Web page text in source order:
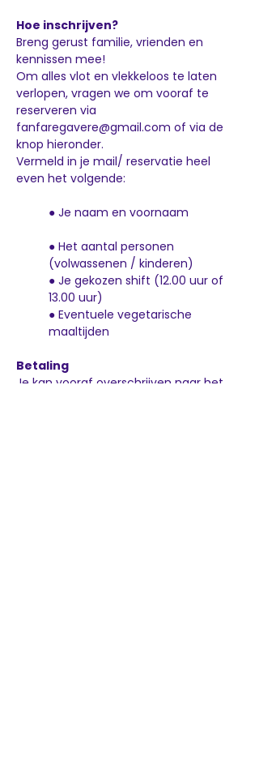
Hoe inschrijven?
Breng gerust familie, vrienden en
kennissen mee!
Om alles vlot en vlekkeloos te laten
verlopen, vragen we om vooraf te
reserveren via
fanfaregavere@gmail.com of via de
knop hieronder.
Vermeld in je mail/ reservatie heel
even het volgende:
● Je naam en voornaam
● Het aantal personen
(volwassenen / kinderen)
● Je gekozen shift (12.00 uur of
● Eventuele vegetarische
maaltijden
Betaling
Je kan vooraf overschrijven naar het